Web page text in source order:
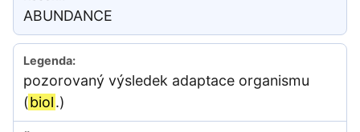
ABUNDANCE
pozorovaný výsledek adaptace organismu
(biol.)